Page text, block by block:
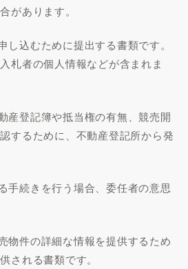
があります。
し込むために提出する書類です。
札者の個人情報などが含まれま
産登記簿や抵当権の有無、競売開
するために、不動産登記所から発
手続きを行う場合、委任者の意思
物件の詳細な情報を提供するため
される書類です。